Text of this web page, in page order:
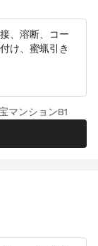
、溶断、コー
け、蜜蝋引き
マンションB1